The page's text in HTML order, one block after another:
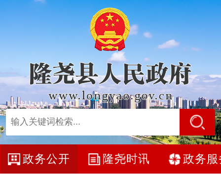
政务公开 隆尧时讯 政务服